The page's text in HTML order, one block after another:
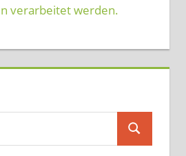
verarbeitet werden.
Suchen